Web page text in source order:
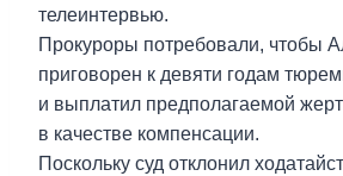
телеинтервью.
Прокуроры потребовали, чтобы
приговорен к девяти годам
и выплатил предполагаемой
в качестве компенсации.
Поскольку суд отклонил